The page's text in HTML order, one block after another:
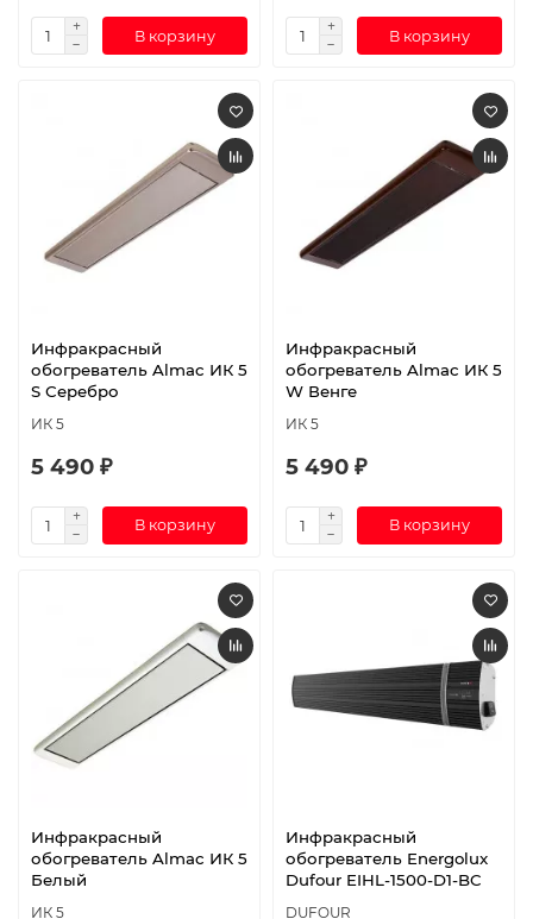
В корзину В корзину
Инфракрасный
обогреватель Almac ИК 5
S Серебро
ИК 5
5 490 ₽
В корзину
Инфракрасный
обогреватель Almac ИК 5
W Венге
ИК 5
5 490 ₽
В корзину
Инфракрасный
обогреватель Almac ИК 5
Белый
ИК 5
Инфракрасный
обогреватель Energolux
Dufour EIHL-1500-D1-BC
DUFOUR